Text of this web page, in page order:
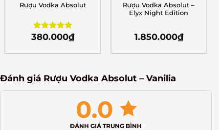
Rượu Vodka Absolut
Rated4.85
380.000₫
Rượu Vodka Absolut –
Elyx Night Edition
1.850.000₫
Đánh giá Rượu Vodka Absolut – Vanilia
0.0
ĐÁNH GIÁ TRUNG BÌNH